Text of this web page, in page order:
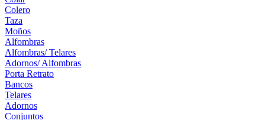
Colero
Taza
Moños
Alfombras
Alfombras/ Telares
Adornos/ Alfombras
Porta Retrato
Bancos
Telares
Adornos
Conjuntos